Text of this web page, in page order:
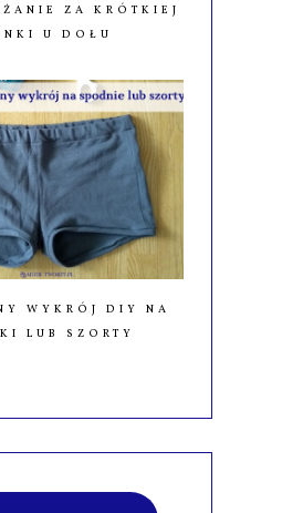
ZA KRÓTKIEJ
U DOŁU
WYKRÓJ DIY NA
LUB SZORTY